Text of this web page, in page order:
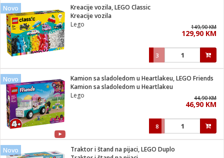
Novo
Kreacije vozila, LEGO Classic
Kreacije vozila
Lego
149,90 KM
129,90 KM
3
Novo
Kamion sa sladoledom u Heartlakeu, LEGO Friends
Kamion sa sladoledom u Heartlakeu
Lego
44,90 KM
46,90 KM
8
Novo
Traktor i štand na pijaci, LEGO Duplo